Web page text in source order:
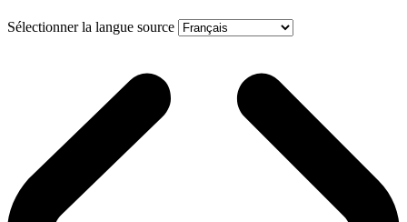
Sélectionner la langue source